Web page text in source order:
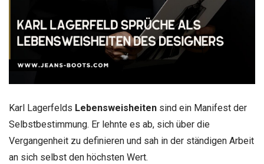
Karl Lagerfelds Lebensweisheiten sind ein Manifest der
Selbstbestimmung. Er lehnte es ab, sich über die
Vergangenheit zu definieren und sah in der ständigen Arbeit
an sich selbst den höchsten Wert.